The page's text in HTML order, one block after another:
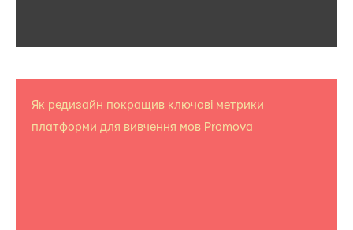
Як редизайн покращив ключові метрики
платформи для вивчення мов Promova